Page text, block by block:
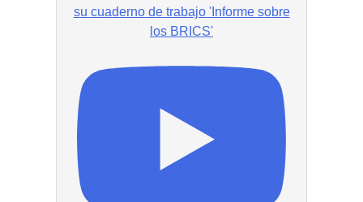
su cuaderno de trabajo 'Informe sobre
los BRICS'